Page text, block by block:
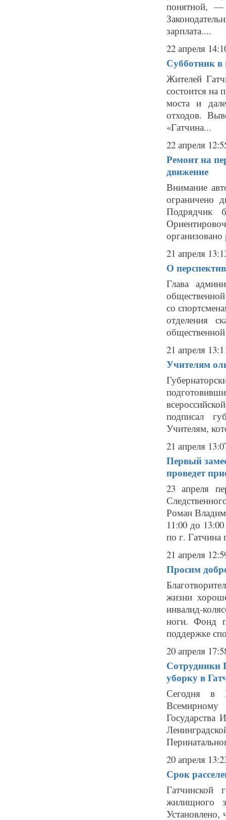
понятной, —
зарплата....
22 апреля
Субботник в
Жителей
состоится на
моста и
отходов.
«Гатчина...
22 апреля
Ремонт на
движение
Внимание
ограничено
Подрядчик
организовано
21 апреля
О
Глава
со
отделения
21 апреля
Учителям
подписал
Учителям,
21 апреля
Первый
проведет
23 апреля
Роман
11:00 до
по г. Гатчина
21 апреля
Просим
жизни
инвалид-
ноги. Фонд
поддержке
20 апреля
Сотрудники
уборку в
Сегодня в
Всемирному
Государства
20 апреля
Срок
Гатчинской
жилищного
Установлено,